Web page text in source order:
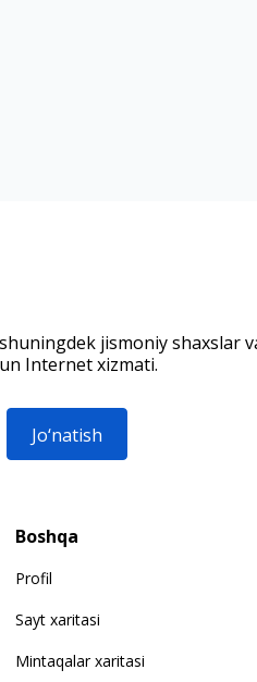
jismoniy shaxslar
Internet xizmati.
Jo‘natish
Boshqa
Profil
Sayt xaritasi
Mintaqalar xaritasi